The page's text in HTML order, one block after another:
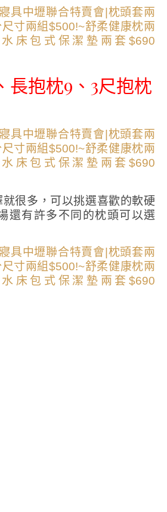
長抱枕9、3尺抱枕
很多，可以挑選喜歡的軟硬
還有許多不同的枕頭可以選